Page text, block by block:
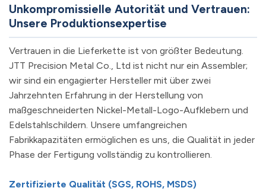
Unkompromissielle Autorität und Vertrauen:
Unsere Produktionsexpertise
Vertrauen in die Lieferkette ist von größter Bedeutung.
JTT Precision Metal Co., Ltd ist nicht nur ein Assembler;
wir sind ein engagierter Hersteller mit über zwei
Jahrzehnten Erfahrung in der Herstellung von
maßgeschneiderten Nickel-Metall-Logo-Aufklebern und
Edelstahlschildern. Unsere umfangreichen
Fabrikkapazitäten ermöglichen es uns, die Qualität in jeder
Phase der Fertigung vollständig zu kontrollieren.
Zertifizierte Qualität (SGS, ROHS, MSDS)